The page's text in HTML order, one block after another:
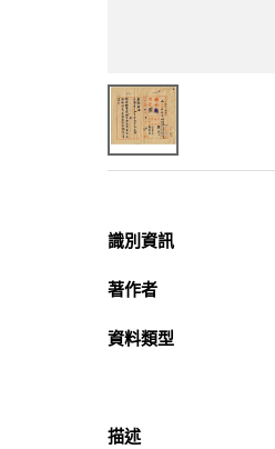
識別資訊
著作者
資料類型
描述